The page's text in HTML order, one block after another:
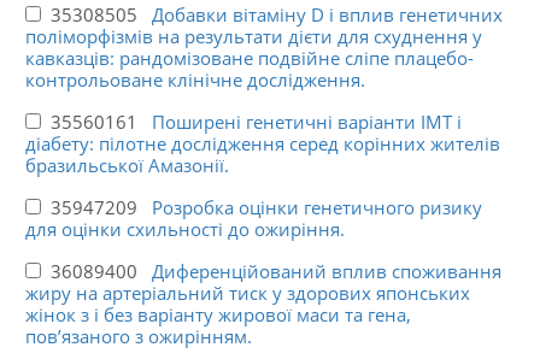
35308505 Добавки вітаміну D і вплив генетичних
поліморфізмів на результати дієти для схуднення у
кавказців: рандомізоване подвійне сліпе плацебо-
контрольоване клінічне дослідження.
35560161 Поширені генетичні варіанти ІМТ і
діабету: пілотне дослідження серед корінних жителів
бразильської Амазонії.
35947209 Розробка оцінки генетичного ризику
для оцінки схильності до ожиріння.
36089400 Диференційований вплив споживання
жиру на артеріальний тиск у здорових японських
жінок з і без варіанту жирової маси та гена,
пов’язаного з ожирінням.